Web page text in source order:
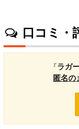
口コミ・
『ラガ
匿名の